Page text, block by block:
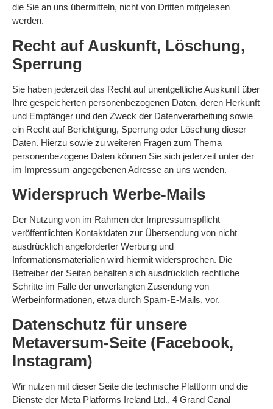
die Sie an uns übermitteln, nicht von Dritten mitgelesen
werden.
Recht auf Auskunft, Löschung,
Sperrung
Sie haben jederzeit das Recht auf unentgeltliche Auskunft über
Ihre gespeicherten personenbezogenen Daten, deren Herkunft
und Empfänger und den Zweck der Datenverarbeitung sowie
ein Recht auf Berichtigung, Sperrung oder Löschung dieser
Daten. Hierzu sowie zu weiteren Fragen zum Thema
personenbezogene Daten können Sie sich jederzeit unter der
im Impressum angegebenen Adresse an uns wenden.
Widerspruch Werbe-Mails
Der Nutzung von im Rahmen der Impressumspflicht
veröffentlichten Kontaktdaten zur Übersendung von nicht
ausdrücklich angeforderter Werbung und
Informationsmaterialien wird hiermit widersprochen. Die
Betreiber der Seiten behalten sich ausdrücklich rechtliche
Schritte im Falle der unverlangten Zusendung von
Werbeinformationen, etwa durch Spam-E-Mails, vor.
Datenschutz für unsere
Metaversum-Seite (Facebook,
Instagram)
Wir nutzen mit dieser Seite die technische Plattform und die
Dienste der Meta Platforms Ireland Ltd., 4 Grand Canal